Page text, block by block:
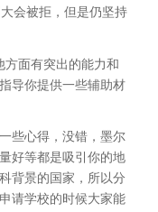
会被拒，但是仍坚持
面有突出的能力和
导你提供一些辅助材
些心得，没错，墨尔
好等都是吸引你的地
背景的国家，所以分
请学校的时候大家能